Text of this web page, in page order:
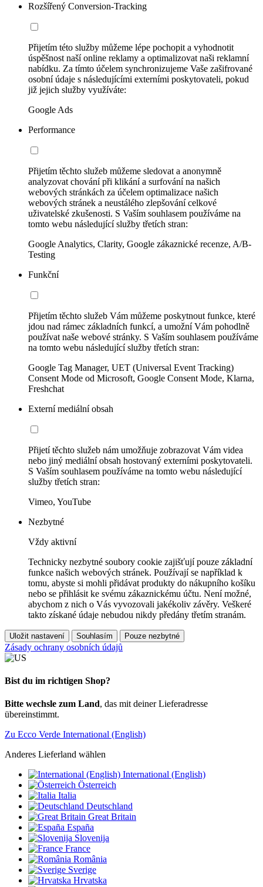
Rozšířený Conversion-Tracking
Přijetím této služby můžeme lépe pochopit a vyhodnotit
úspěšnost naší online reklamy a optimalizovat naši reklamní
nabídku. Za tímto účelem synchronizujeme Vaše zašifrované
osobní údaje s následujícími externími poskytovateli, pokud
již jejich služby využíváte:
Google Ads
Performance
Přijetím těchto služeb můžeme sledovat a anonymně
analyzovat chování při klikání a surfování na našich
webových stránkách za účelem optimalizace našich
webových stránek a neustálého zlepšování celkové
uživatelské zkušenosti. S Vaším souhlasem používáme na
tomto webu následující služby třetích stran:
Google Analytics, Clarity, Google zákaznické recenze, A/B-
Testing
Funkční
Přijetím těchto služeb Vám můžeme poskytnout funkce, které
jdou nad rámec základních funkcí, a umožní Vám pohodlně
používat naše webové stránky. S Vaším souhlasem používáme
na tomto webu následující služby třetích stran:
Google Tag Manager, UET (Universal Event Tracking)
Consent Mode od Microsoft, Google Consent Mode, Klarna,
Freshchat
Externí mediální obsah
Přijetí těchto služeb nám umožňuje zobrazovat Vám videa
nebo jiný mediální obsah hostovaný externími poskytovateli.
S Vaším souhlasem používáme na tomto webu následující
služby třetích stran:
Vimeo, YouTube
Nezbytné
Vždy aktivní
Technicky nezbytné soubory cookie zajišťují pouze základní
funkce našich webových stránek. Používají se například k
tomu, abyste si mohli přidávat produkty do nákupního košíku
nebo se přihlásit ke svému zákaznickému účtu. Není možné,
abychom z nich o Vás vyvozovali jakékoliv závěry. Veškeré
takto získané údaje nebudou nikdy předány třetím stranám.
Uložit nastavení Souhlasím Pouze nezbytné
Zásady ochrany osobních údajů
Bist du im richtigen Shop?
Bitte wechsle zum Land, das mit deiner Lieferadresse
übereinstimmt.
Zu Ecco Verde International (English)
Anderes Lieferland wählen
International (English)
Österreich
Italia
Deutschland
Great Britain
España
Slovenija
France
România
Sverige
Hrvatska